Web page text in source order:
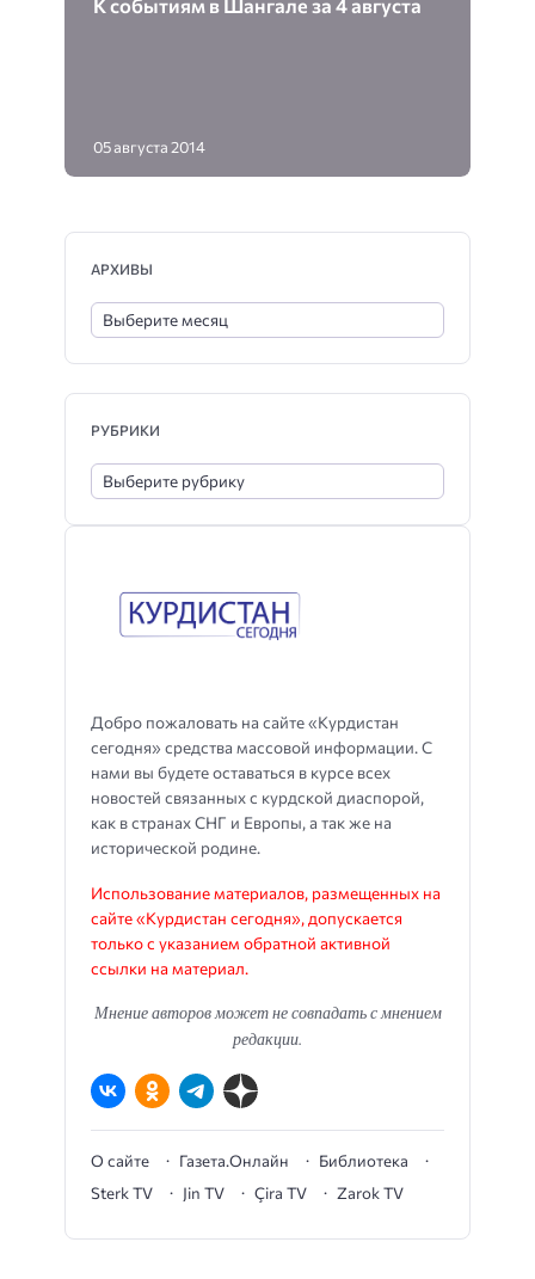
К событиям в Шангале за 4 августа
05 августа 2014
Добро пожаловать на сайте «Курдистан
сегодня» средства массовой информации. С
нами вы будете оставаться в курсе всех
новостей связанных с курдской диаспорой,
как в странах СНГ и Европы, а так же на
исторической родине.
Использование материалов, размещенных на
сайте «Курдистан сегодня», допускается
только с указанием обратной активной
ссылки на материал.
Мнение авторов может не совпадать с мнением
редакции.
О сайте Газета.Онлайн
Библиотека
Sterk TV
Jin TV Çira TV Zarok TV
АРХИВЫ
РУБРИКИ